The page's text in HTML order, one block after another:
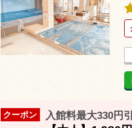
クーポン 入館料最大330円